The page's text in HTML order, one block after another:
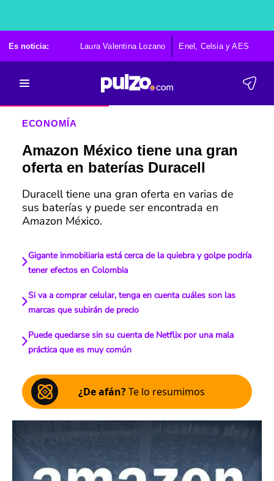
Es noticia: Laura Valentina Lozano Enel, Celsia y AES
ECONOMÍA
Amazon México tiene una gran
oferta en baterías Duracell
Duracell tiene una gran oferta en varias de
sus baterías y puede ser encontrada en
Amazon México.
Gigante inmobiliaria está cerca de la quiebra y golpe podría
tener efectos en Colombia
Si va a comprar celular, tenga en cuenta cuáles son las
marcas que subirán de precio
Puede quedarse sin su cuenta de Netflix por una mala
práctica que es muy común
¿De afán?Te lo resumimos